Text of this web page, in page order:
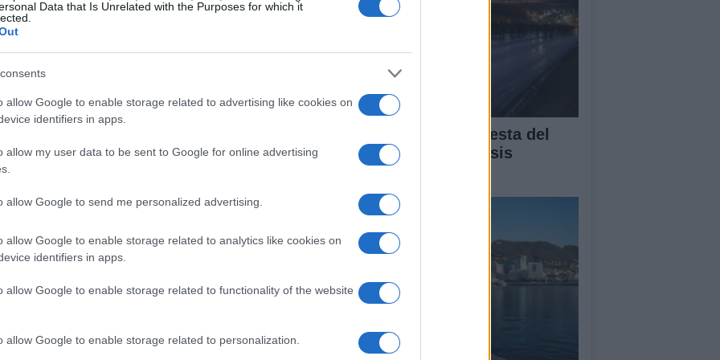
Data that Is Unrelated with the Purposes for which it
allow Google to enable storage related to advertising like cookies on
identifiers in apps.
allow my user data to be sent to Google for online advertising
allow Google to send me personalized advertising.
allow Google to enable storage related to analytics like cookies on
identifiers in apps.
allow Google to enable storage related to functionality of the website
allow Google to enable storage related to personalization.
a un joven tras pasar tres
con un desodorante dentro
joven estuvo tres semanas con un desodorante de 20
insertado dentro del ano. El joven fue operado de
con «pereza de
a una joven que tenía
septiembre, 2022
con «pereza de adolescente» porque comenzó a
muy cansada.
premia a los sanitarios que
Análisis de la respuesta del
Gobierno ante la crisis
migratoria en Ceuta